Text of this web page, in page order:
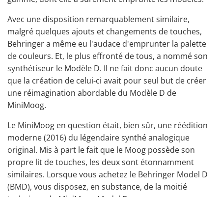
Avec une disposition remarquablement similaire,
malgré quelques ajouts et changements de touches,
Behringer a même eu l'audace d'emprunter la palette
de couleurs. Et, le plus effronté de tous, a nommé son
synthétiseur le Modèle D. Il ne fait donc aucun doute
que la création de celui-ci avait pour seul but de créer
une réimagination abordable du Modèle D de
MiniMoog.
Le MiniMoog en question était, bien sûr, une réédition
moderne (2016) du légendaire synthé analogique
original. Mis à part le fait que le Moog possède son
propre lit de touches, les deux sont étonnamment
similaires. Lorsque vous achetez le Behringer Model D
(BMD), vous disposez, en substance, de la moitié